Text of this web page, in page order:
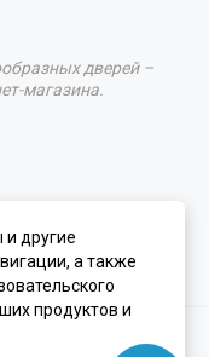
дверей –
магазина.
| ИП Колесников Антон
и другие
а также
продуктов и